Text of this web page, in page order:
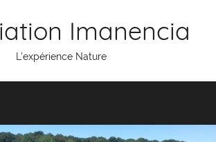
Imanencia
L'expérience Nature